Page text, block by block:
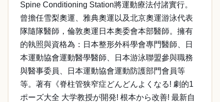
Spine Conditioning Station將運動療法付諸實行。
曾擔任雪梨奧運、雅典奧運以及北京奧運游泳代表
隊隨隊醫師，倫敦奧運日本奧委會本部醫師。擁有
的執照與資格為：日本整形外科學會專門醫師、日
本運動協會運動醫學醫師、日本游泳聯盟參與職務
與醫事委員、日本運動協會運動防護部門會員等
等。著有《脊柱管狭窄症どんどんよくなる! 劇的1
ポーズ大全 大学教授が開発! 根本から改善! 最新自